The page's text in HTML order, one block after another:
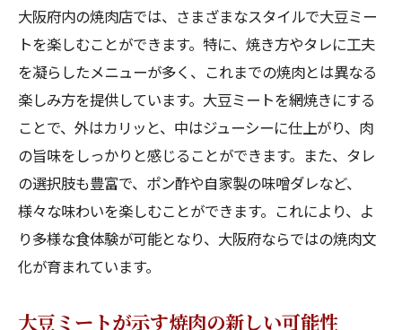
大阪府内の焼肉店では、さまざまなスタイルで大豆ミー
トを楽しむことができます。特に、焼き方やタレに工夫
を凝らしたメニューが多く、これまでの焼肉とは異なる
楽しみ方を提供しています。大豆ミートを網焼きにする
ことで、外はカリッと、中はジューシーに仕上がり、肉
の旨味をしっかりと感じることができます。また、タレ
の選択肢も豊富で、ポン酢や自家製の味噌ダレなど、
様々な味わいを楽しむことができます。これにより、よ
り多様な食体験が可能となり、大阪府ならではの焼肉文
化が育まれています。
大豆ミートが示す焼肉の新しい可能性